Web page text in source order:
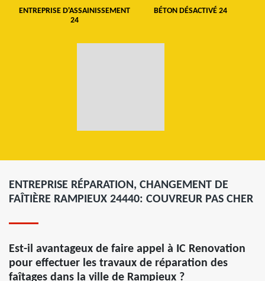
ENTREPRISE D'ASSAINISSEMENT
24
BÉTON DÉSACTIVÉ 24
ENTREPRISE RÉPARATION, CHANGEMENT DE
FAÎTIÈRE RAMPIEUX 24440: COUVREUR PAS CHER
Est-il avantageux de faire appel à IC Renovation
pour effectuer les travaux de réparation des
faîtages dans la ville de Rampieux ?